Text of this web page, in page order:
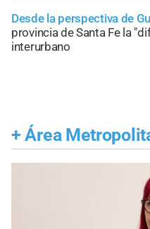
Desde la perspectiva de
provincia de Santa Fe la
interurbano
+ Área